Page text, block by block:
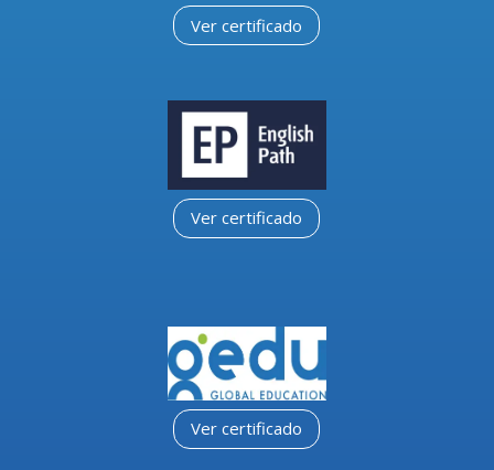
Ver certificado
Ver certificado
Ver certificado